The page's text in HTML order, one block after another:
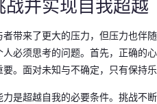
并实现自我超越
带来了更大的压力，但压力也伴
必须思考的问题。首先，正确的
。面对未知与不确定，只有保持
是超越自我的必要条件。挑战不